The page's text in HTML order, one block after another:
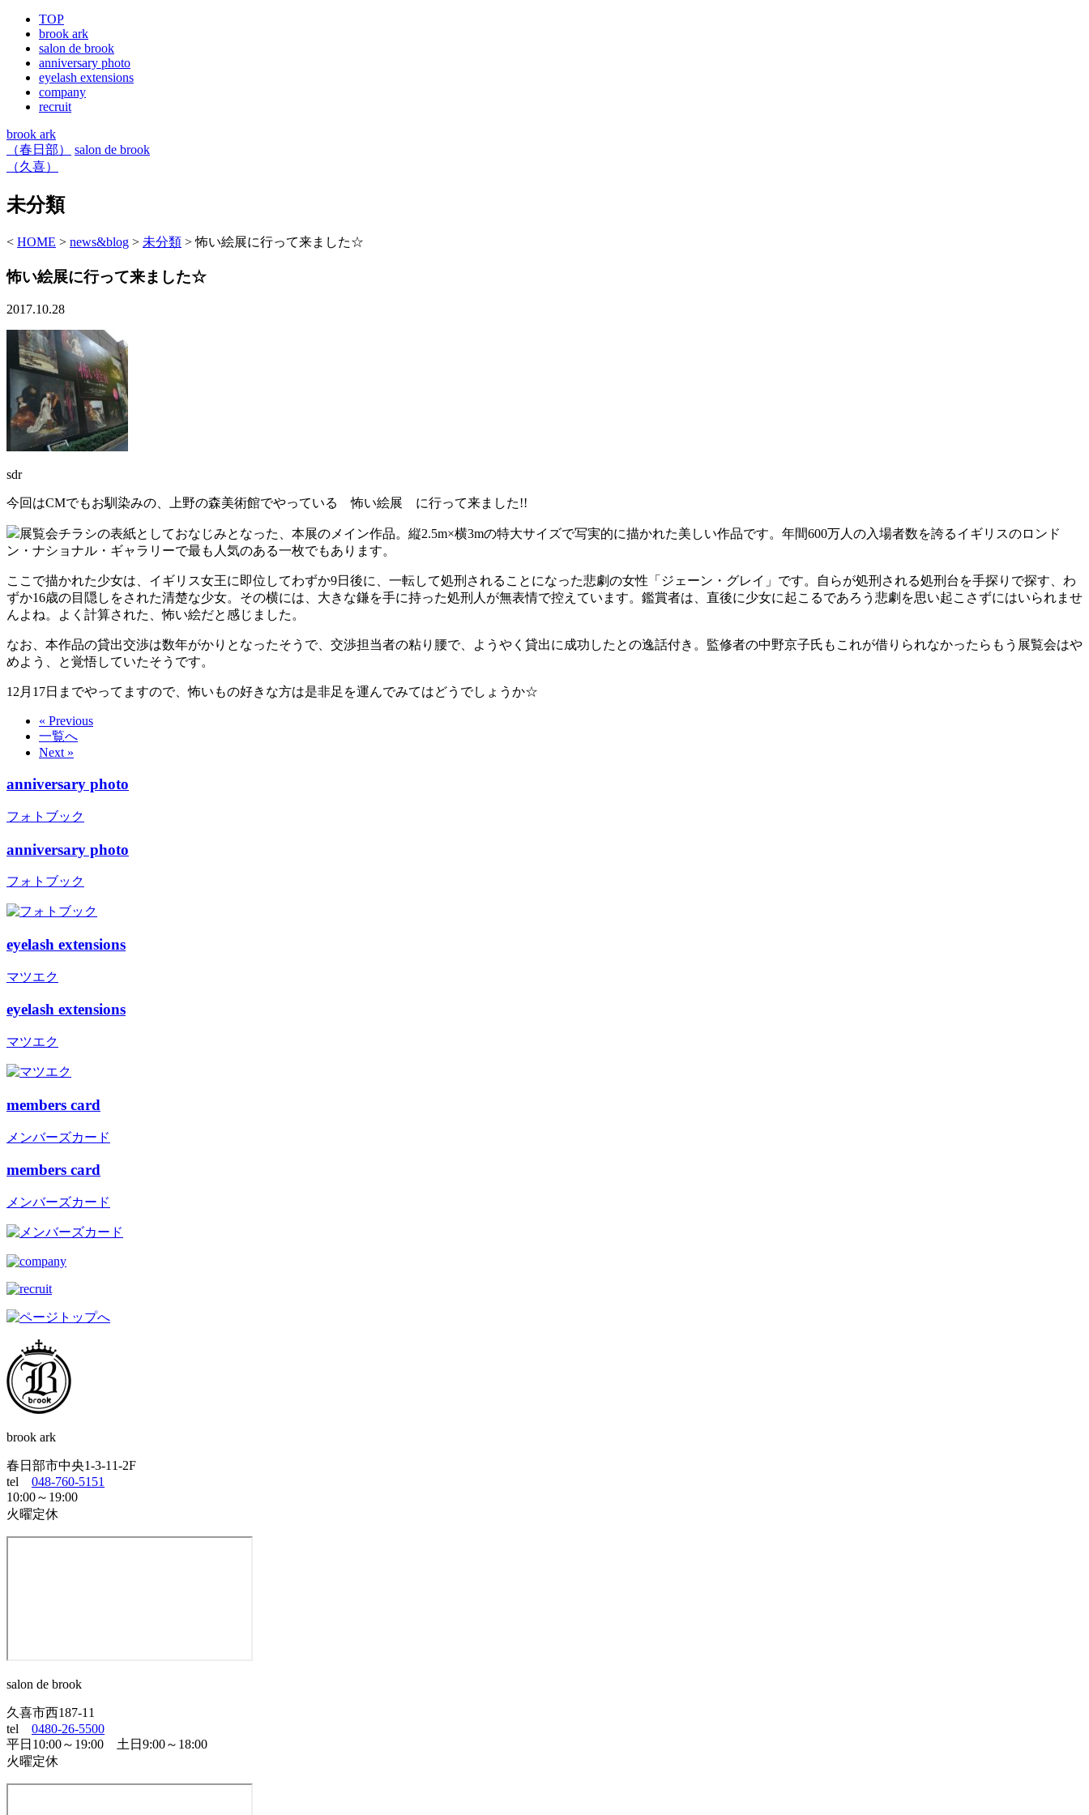
TOP
brook ark
salon de brook
anniversary photo
eyelash extensions
company
recruit
brook ark
（春日部）
salon de brook
（久喜）
未分類
< HOME > news&blog > 未分類 >怖い絵展に行って来ました☆
怖い絵展に行って来ました☆
2017.10.28
sdr
今回はCMでもお馴染みの、上野の森美術館でやっている 怖い絵展 に行って来ました!!
展覧会チラシの表紙としておなじみとなった、本展のメイン作品。縦2.5m×横3mの特大サイズで写実的に描かれた美しい作品です。年間600万人の入場者数を誇るイギリスのロンド
ン・ナショナル・ギャラリーで最も人気のある一枚でもあります。
ここで描かれた少女は、イギリス女王に即位してわずか9日後に、一転して処刑されることになった悲劇の女性「ジェーン・グレイ」です。自らが処刑される処刑台を手探りで探す、わ
ずか16歳の目隠しをされた清楚な少女。その横には、大きな鎌を手に持った処刑人が無表情で控えています。鑑賞者は、直後に少女に起こるであろう悲劇を思い起こさずにはいられませ
んよね。よく計算された、怖い絵だと感じました。
なお、本作品の貸出交渉は数年がかりとなったそうで、交渉担当者の粘り腰で、ようやく貸出に成功したとの逸話付き。監修者の中野京子氏もこれが借りられなかったらもう展覧会はや
めよう、と覚悟していたそうです。
12月17日までやってますので、怖いもの好きな方は是非足を運んでみてはどうでしょうか☆
« Previous
一覧へ
Next »
anniversary photo
フォトブック
anniversary photo
フォトブック
eyelash extensions
マツエク
eyelash extensions
マツエク
members card
メンバーズカード
members card
メンバーズカード
brook ark
春日部市中央1-3-11-2F
tel 048-760-5151
10:00～19:00
火曜定休
salon de brook
久喜市西187-11
tel 0480-26-5500
平日10:00～19:00 土日9:00～18:00
火曜定休